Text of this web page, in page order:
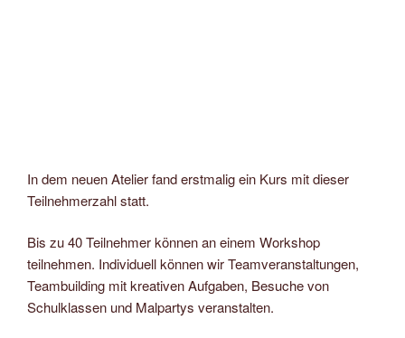
In dem neuen Atelier fand erstmalig ein Kurs mit dieser
Teilnehmerzahl statt.
Bis zu 40 Teilnehmer können an einem Workshop
teilnehmen. Individuell können wir Teamveranstaltungen,
Teambuilding mit kreativen Aufgaben, Besuche von
Schulklassen und Malpartys veranstalten.